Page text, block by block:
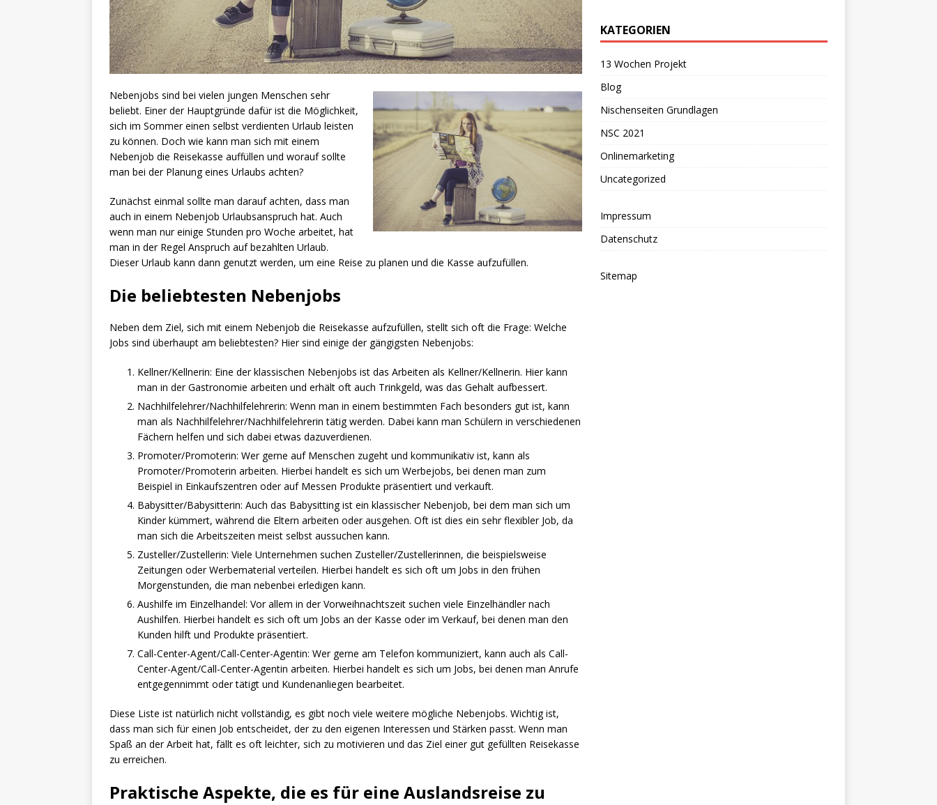
Nebenjobs sind bei vielen jungen Menschen sehr
beliebt. Einer der Hauptgründe dafür ist die Möglichkeit,
sich im Sommer einen selbst verdienten Urlaub leisten
zu können. Doch wie kann man sich mit einem
Nebenjob die Reisekasse auffüllen und worauf sollte
man bei der Planung eines Urlaubs achten?
Zunächst einmal sollte man darauf achten, dass man
auch in einem Nebenjob Urlaubsanspruch hat. Auch
wenn man nur einige Stunden pro Woche arbeitet, hat
man in der Regel Anspruch auf bezahlten Urlaub.
Dieser Urlaub kann dann genutzt werden, um eine Reise zu planen und die Kasse aufzufüllen.
Die beliebtesten Nebenjobs
Neben dem Ziel, sich mit einem Nebenjob die Reisekasse aufzufüllen, stellt sich oft die Frage: Welche
Jobs sind überhaupt am beliebtesten? Hier sind einige der gängigsten Nebenjobs:
Kellner/Kellnerin: Eine der klassischen Nebenjobs ist das Arbeiten als Kellner/Kellnerin. Hier kann
man in der Gastronomie arbeiten und erhält oft auch Trinkgeld, was das Gehalt aufbessert.
Nachhilfelehrer/Nachhilfelehrerin: Wenn man in einem bestimmten Fach besonders gut ist, kann
man als Nachhilfelehrer/Nachhilfelehrerin tätig werden. Dabei kann man Schülern in verschiedenen
Fächern helfen und sich dabei etwas dazuverdienen.
Promoter/Promoterin: Wer gerne auf Menschen zugeht und kommunikativ ist, kann als
Promoter/Promoterin arbeiten. Hierbei handelt es sich um Werbejobs, bei denen man zum
Beispiel in Einkaufszentren oder auf Messen Produkte präsentiert und verkauft.
Babysitter/Babysitterin: Auch das Babysitting ist ein klassischer Nebenjob, bei dem man sich um
Kinder kümmert, während die Eltern arbeiten oder ausgehen. Oft ist dies ein sehr flexibler Job, da
man sich die Arbeitszeiten meist selbst aussuchen kann.
Zusteller/Zustellerin: Viele Unternehmen suchen Zusteller/Zustellerinnen, die beispielsweise
Zeitungen oder Werbematerial verteilen. Hierbei handelt es sich oft um Jobs in den frühen
Morgenstunden, die man nebenbei erledigen kann.
Aushilfe im Einzelhandel: Vor allem in der Vorweihnachtszeit suchen viele Einzelhändler nach
Aushilfen. Hierbei handelt es sich oft um Jobs an der Kasse oder im Verkauf, bei denen man den
Kunden hilft und Produkte präsentiert.
Call-Center-Agent/Call-Center-Agentin: Wer gerne am Telefon kommuniziert, kann auch als Call-
Center-Agent/Call-Center-Agentin arbeiten. Hierbei handelt es sich um Jobs, bei denen man Anrufe
entgegennimmt oder tätigt und Kundenanliegen bearbeitet.
Diese Liste ist natürlich nicht vollständig, es gibt noch viele weitere mögliche Nebenjobs. Wichtig ist,
dass man sich für einen Job entscheidet, der zu den eigenen Interessen und Stärken passt. Wenn man
Spaß an der Arbeit hat, fällt es oft leichter, sich zu motivieren und das Ziel einer gut gefüllten Reisekasse
zu erreichen.
Praktische Aspekte, die es für eine Auslandsreise zu
KATEGORIEN
13 Wochen Projekt
Blog
Nischenseiten Grundlagen
NSC 2021
Onlinemarketing
Uncategorized
Impressum
Datenschutz
Sitemap